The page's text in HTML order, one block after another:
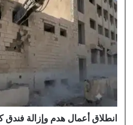
انطلاق أعمال هدم وإزالة